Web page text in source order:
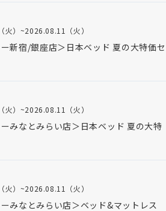
） ~2026.08.11（火）
新宿/銀座店＞日本ベッド 夏の大特価セ
） ~2026.08.11（火）
みなとみらい店＞日本ベッド 夏の大特
） ~2026.08.11（火）
みなとみらい店＞ベッド&マットレス